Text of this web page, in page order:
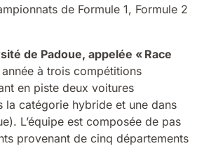
3645 m²/h
mm 18840 m²/h
mm 29400 m²/h
de Formule 1, Formule 2
de Padoue, appelée « Race
à trois compétitions
en piste deux voitures
la catégorie hybride et une dans
L’équipe est composée de pas
provenant de cinq départements